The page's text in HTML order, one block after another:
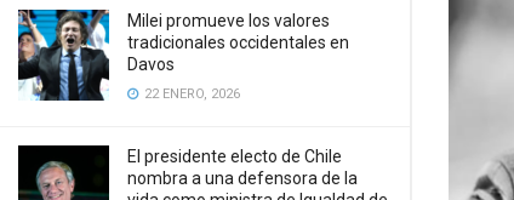
Milei promueve los valores
tradicionales occidentales en
Davos
22 ENERO, 2026
El presidente electo de Chile
nombra a una defensora de la